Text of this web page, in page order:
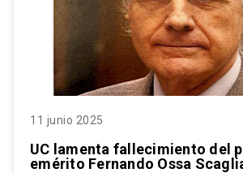
11 junio 2025
UC lamenta fallecimiento del
emérito Fernando Ossa